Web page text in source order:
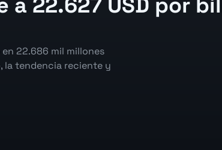
22.627 USD por
22.686 mil millones
la tendencia reciente y